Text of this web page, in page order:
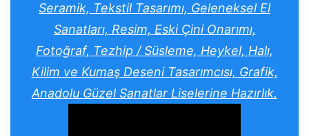
Seramik, Tekstil Tasarımı, Geleneksel El
Sanatları, Resim, Eski Çini Onarımı,
Fotoğraf, Tezhip / Süsleme, Heykel, Halı,
Kilim ve Kumaş Deseni Tasarımcısı, Grafik,
Anadolu Güzel Sanatlar Liselerine Hazırlık.